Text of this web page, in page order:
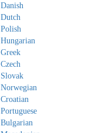
Danish
Dutch
Polish
Hungarian
Greek
Czech
Slovak
Norwegian
Croatian
Portuguese
Bulgarian